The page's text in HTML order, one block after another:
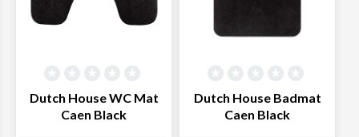
Dutch House WC Mat
Caen Black
Dutch House Badmat
Caen Black